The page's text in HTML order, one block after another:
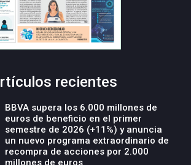
recientes
BBVA supera los 6.000 millones de
euros de beneficio en el primer
semestre de 2026 (+11%) y anuncia
un nuevo programa extraordinario de
recompra de acciones por 2.000
millones de euros